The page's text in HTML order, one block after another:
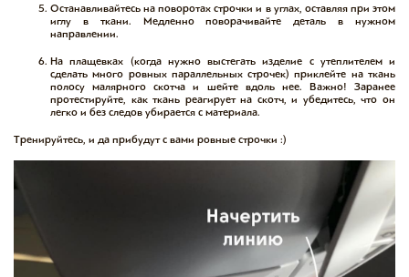
Останавливайтесь на поворотах строчки и в углах, оставляя при этом
иглу в ткани. Медленно поворачивайте деталь в нужном
направлении.⠀
На плащевках (когда нужно выстегать изделие с утеплителем и
сделать много ровных параллельных строчек) приклейте на ткань
полосу малярного скотча и шейте вдоль нее. Важно! Заранее
протестируйте, как ткань реагирует на скотч, и убедитесь, что он
легко и без следов убирается с материала.
Тренируйтесь, и да прибудут с вами ровные строчки :)